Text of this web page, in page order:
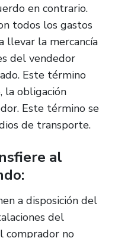
en contrario.
todos los gastos
llevar la mercancía
del vendedor
Este término
la obligación
Este término se
de transporte.
al
a disposición del
del
comprador no